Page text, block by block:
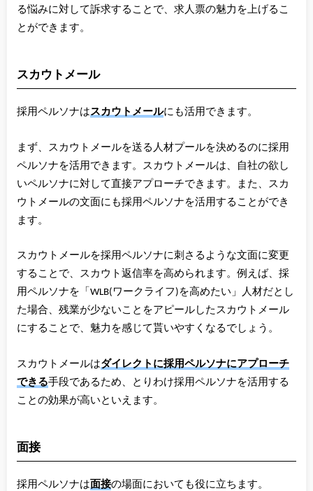
る悩みに対して訴求することで、求人票の魅力を上げるこ
とができます。
スカウトメール
採用ペルソナはスカウトメールにも活用できます。
まず、スカウトメールを送る人材プールを決めるのに採用
ペルソナを活用できます。スカウトメールは、自社の欲し
いペルソナに対して直接アプローチできます。また、スカ
ウトメールの文面にも採用ペルソナを活用することができ
ます。
スカウトメールを採用ペルソナに刺さるような文面に変更
することで、スカウト返信率を高められます。例えば、採
用ペルソナを「WLB(ワークライフ)を高めたい」人材だとし
た場合、残業が少ないことをアピールしたスカウトメール
にすることで、魅力を感じて貰いやすくなるでしょう。
スカウトメールはダイレクトに採用ペルソナにアプローチ
できる手段であるため、とりわけ採用ペルソナを活用する
ことの効果が高いといえます。
面接
採用ペルソナは面接の場面においても役に立ちます。